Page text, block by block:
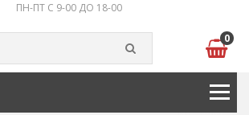
ПН-ПТ С 9-00 ДО 18-00
0